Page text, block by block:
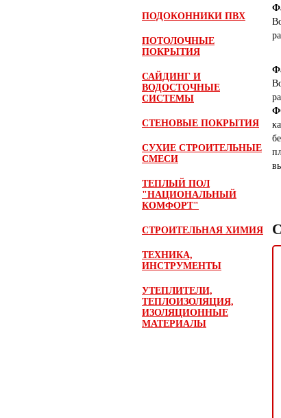
ПОДОКОННИКИ ПВХ
ПОТОЛОЧНЫЕ
ПОКРЫТИЯ
САЙДИНГ И
ВОДОСТОЧНЫЕ
СИСТЕМЫ
СТЕНОВЫЕ ПОКРЫТИЯ
СУХИЕ СТРОИТЕЛЬНЫЕ
СМЕСИ
ТЕПЛЫЙ ПОЛ
"НАЦИОНАЛЬНЫЙ
КОМФОРТ"
СТРОИТЕЛЬНАЯ ХИМИЯ
ТЕХНИКА,
ИНСТРУМЕНТЫ
УТЕПЛИТЕЛИ,
ТЕПЛОИЗОЛЯЦИЯ,
ИЗОЛЯЦИОННЫЕ
МАТЕРИАЛЫ